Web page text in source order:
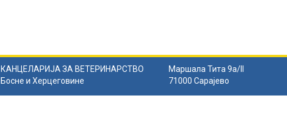
КАНЦЕЛАРИЈА ЗА ВЕТЕРИНАРСТВО
Босне и Херцеговине
Маршала Тита 9а/II
71000 Сарајево